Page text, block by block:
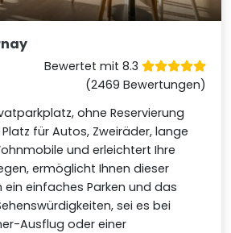
Bewertet mit 8.3
(2469 Bewertungen)
ohne Reservierung
für Autos, Zweiräder, lange
und erleichtert Ihre
ermöglicht Ihnen dieser
ein einfaches Parken und das
sei es bei
Ausflug oder einer